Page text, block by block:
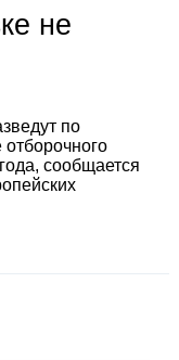
не
по
сообщается